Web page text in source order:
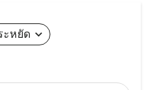
ะหยัด expand_more